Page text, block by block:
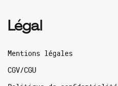
Légal
Mentions légales
CGV/CGU